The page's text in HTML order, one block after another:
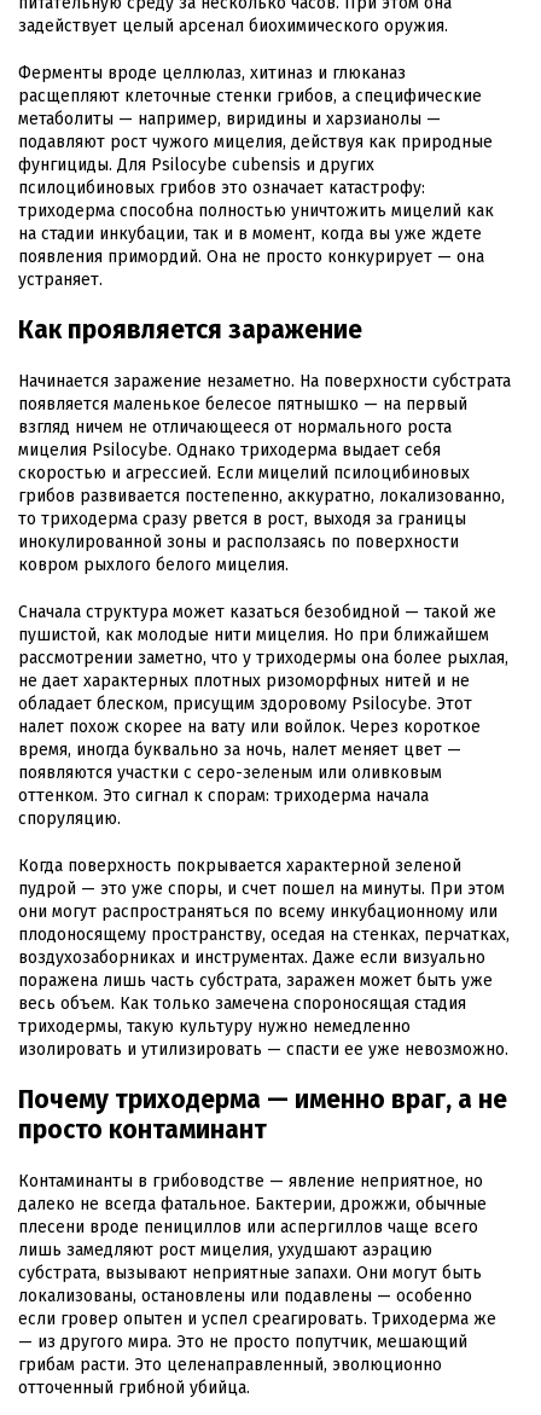
задействует целый арсенал биохимического оружия.
Ферменты вроде целлюлаз, хитиназ и глюканаз
расщепляют клеточные стенки грибов, а специфические
метаболиты — например, виридины и харзианолы —
подавляют рост чужого мицелия, действуя как природные
фунгициды. Для Psilocybe cubensis и других
псилоцибиновых грибов это означает катастрофу:
триходерма способна полностью уничтожить мицелий как
на стадии инкубации, так и в момент, когда вы уже ждете
появления примордий. Она не просто конкурирует — она
устраняет.
Как проявляется заражение
Начинается заражение незаметно. На поверхности субстрата
появляется маленькое белесое пятнышко — на первый
взгляд ничем не отличающееся от нормального роста
мицелия Psilocybe. Однако триходерма выдает себя
скоростью и агрессией. Если мицелий псилоцибиновых
грибов развивается постепенно, аккуратно, локализованно,
то триходерма сразу рвется в рост, выходя за границы
инокулированной зоны и расползаясь по поверхности
ковром рыхлого белого мицелия.
Сначала структура может казаться безобидной — такой же
пушистой, как молодые нити мицелия. Но при ближайшем
рассмотрении заметно, что у триходермы она более рыхлая,
не дает характерных плотных ризоморфных нитей и не
обладает блеском, присущим здоровому Psilocybe. Этот
налет похож скорее на вату или войлок. Через короткое
время, иногда буквально за ночь, налет меняет цвет —
появляются участки с серо-зеленым или оливковым
оттенком. Это сигнал к спорам: триходерма начала
споруляцию.
Когда поверхность покрывается характерной зеленой
пудрой — это уже споры, и счет пошел на минуты. При этом
они могут распространяться по всему инкубационному или
плодоносящему пространству, оседая на стенках, перчатках,
воздухозаборниках и инструментах. Даже если визуально
поражена лишь часть субстрата, заражен может быть уже
весь объем. Как только замечена спороносящая стадия
триходермы, такую культуру нужно немедленно
изолировать и утилизировать — спасти ее уже невозможно.
Почему триходерма — именно враг, а не
просто контаминант
Контаминанты в грибоводстве — явление неприятное, но
далеко не всегда фатальное. Бактерии, дрожжи, обычные
плесени вроде пенициллов или аспергиллов чаще всего
лишь замедляют рост мицелия, ухудшают аэрацию
субстрата, вызывают неприятные запахи. Они могут быть
локализованы, остановлены или подавлены — особенно
если гровер опытен и успел среагировать. Триходерма же
— из другого мира. Это не просто попутчик, мешающий
грибам расти. Это целенаправленный, эволюционно
отточенный грибной убийца.